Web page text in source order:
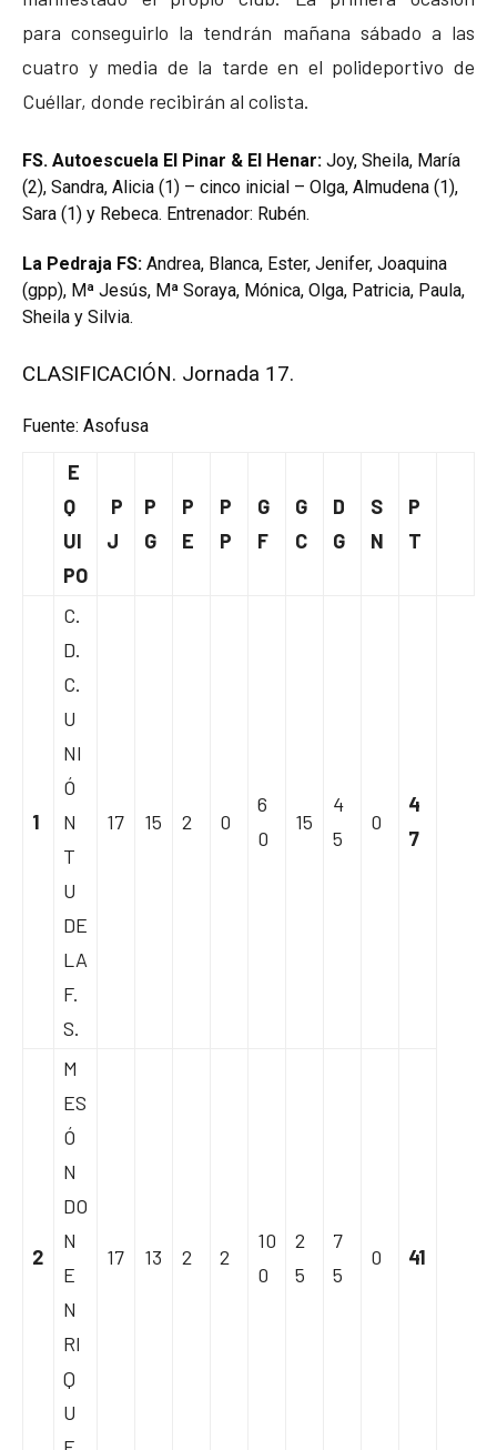
para conseguirlo la tendrán mañana sábado a las
cuatro y media de la tarde en el polideportivo de
Cuéllar, donde recibirán al colista.
FS. Autoescuela El Pinar & El Henar: Joy, Sheila, María
(2), Sandra, Alicia (1) – cinco inicial – Olga, Almudena (1),
Sara (1) y Rebeca. Entrenador: Rubén.
La Pedraja FS: Andrea, Blanca, Ester, Jenifer, Joaquina
(gpp), Mª Jesús, Mª Soraya, Mónica, Olga, Patricia, Paula,
Sheila y Silvia.
CLASIFICACIÓN. Jornada 17.
Fuente: Asofusa
E
Q
UI
PO
P
J
P
G
P
E
P
P
G
F
G
C
D
G
S
N
P
T
1
C.
D.
C.
U
NI
Ó
N
T
U
DE
LA
F.
S.
17 15 2 0
6
0
15
4
5
0
4
7
2
M
ES
Ó
N
DO
N
E
N
RI
Q
U
17 13 2 2
10
0
2
5
7
5
0 41